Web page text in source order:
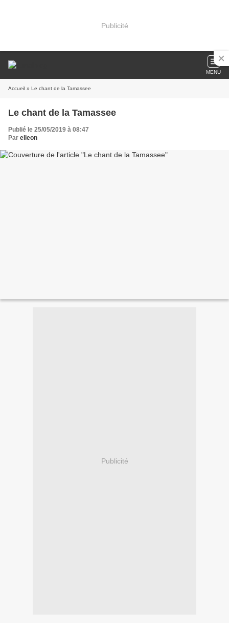
Publicité
MENU
Accueil » Le chant de la Tamassee
Le chant de la Tamassee
Publié le 25/05/2019 à 08:47
Par elleon
Publicité